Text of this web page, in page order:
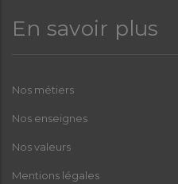
En savoir plus
Nos métiers
Nos enseignes
Nos valeurs
Mentions légales